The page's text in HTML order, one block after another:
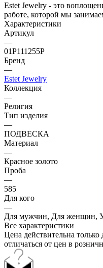
Estet Jewelry - это
работе, которой мы
Характеристики
Артикул
—
01Р111255Р
Бренд
—
Estet Jewelry
Коллекция
—
Религия
Тип изделия
—
ПОДВЕСКА
Материал
—
Красное золото
Проба
—
585
Для кого
—
Для мужчин, Для женщин,
Все характеристики
Цена действительна
отличаться от цен в